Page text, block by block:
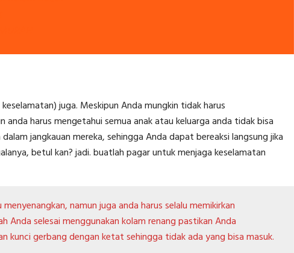
juga. Meskipun Anda mungkin tidak harus
anda harus mengetahui semua anak atau keluarga anda tidak bisa
jangkauan mereka, sehingga Anda dapat bereaksi langsung jika
betul kan? jadi. buatlah pagar untuk menjaga keselamatan
namun juga anda harus selalu memikirkan
Anda selesai menggunakan kolam renang pastikan Anda
kunci gerbang dengan ketat sehingga tidak ada yang bisa masuk.